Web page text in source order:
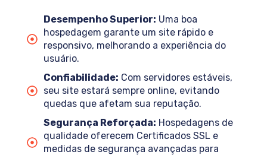
Desempenho Superior: Uma boa
hospedagem garante um site rápido e
responsivo, melhorando a experiência do
usuário.
Confiabilidade: Com servidores estáveis,
seu site estará sempre online, evitando
quedas que afetam sua reputação.
Segurança Reforçada: Hospedagens de
qualidade oferecem Certificados SSL e
medidas de segurança avançadas para